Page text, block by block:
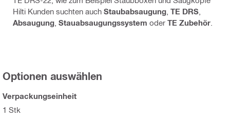
Hilti Kunden suchten auch Staubabsaugung TE DRS
Absaugung Stauabsaugungssystem oder TE Zubehör
Optionen auswählen
Verpackungseinheit
1 Stk